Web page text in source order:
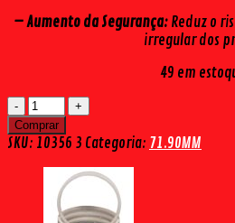
– Aumento da Segurança: Reduz o
irregular dos
49 em
CENTRALIZADOR
71,9MM
TOYOTA
quantidade
Comprar
SKU: 10356 3 Categoria: 71.90MM